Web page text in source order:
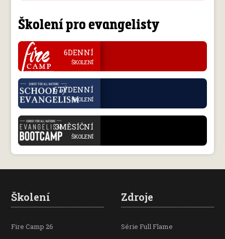
Školení pro evangelisty
. 6DENNÍ
ŠKOLENÍ
. 6TÝDENNÍ
ŠKOLENÍ
. 3MĚSÍČNÍ
ŠKOLENÍ
Školení
Fire Camp 26
Zdroje
Série Full Flame